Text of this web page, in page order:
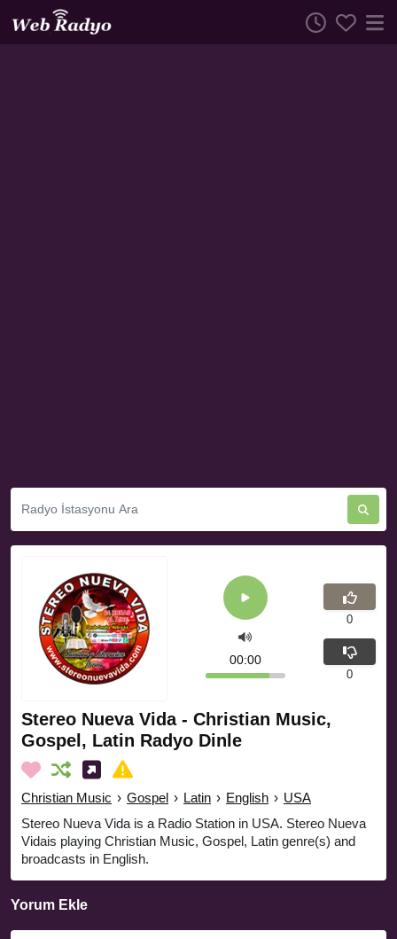
Stereo Nueva Vida - Christian Music,
Gospel, Latin Radyo Dinle
Christian Music › Gospel › Latin › English › USA
Stereo Nueva Vida is a Radio Station in USA. Stereo Nueva
Vidais playing Christian Music, Gospel, Latin genre(s) and
broadcasts in English.
00:00
0
0
Yorum Ekle